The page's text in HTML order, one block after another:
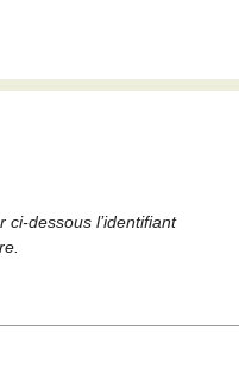
dessous l’identifiant